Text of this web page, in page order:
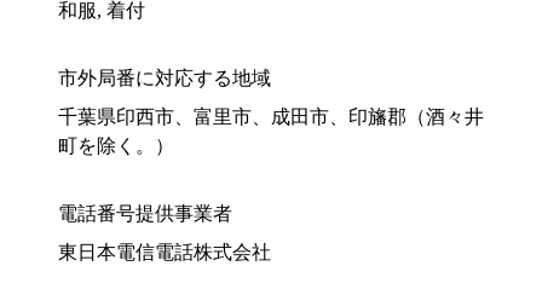
和服, 着付
市外局番に対応する地域
千葉県印西市、富里市、成田市、印旛郡（酒々井
町を除く。）
電話番号提供事業者
東日本電信電話株式会社